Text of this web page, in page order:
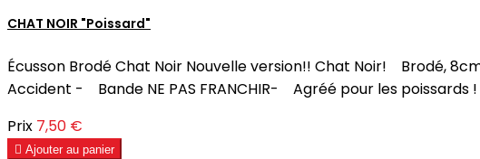
CHAT NOIR "Poissard"
Écusson Brodé Chat Noir Nouvelle version!! Chat Noir! Brodé,
Accident - Bande NE PAS FRANCHIR- Agréé pour les poissards
Prix 7,50 €
 Ajouter au panier